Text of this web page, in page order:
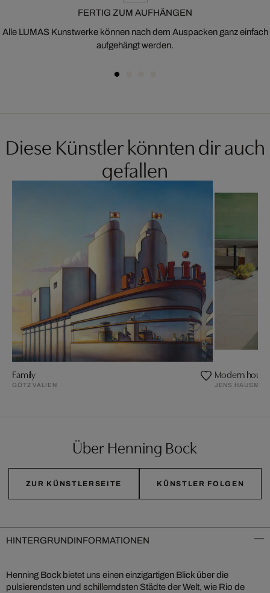
FERTIG ZUM AUFHÄNGEN
Alle LUMAS Kunstwerke können nach dem Auspacken ganz einfach
aufgehängt werden.
Diese Künstler könnten dir auch
gefallen
Family
GÖTZ VALIEN
Modern
JENS
Über Henning Bock
ZUR KÜNSTLERSEITE KÜNSTLER FOLGEN
HINTERGRUNDINFORMATIONEN
Henning Bock bietet uns einen einzigartigen Blick über die
pulsierendsten und schillerndsten Städte der Welt, wie Rio de